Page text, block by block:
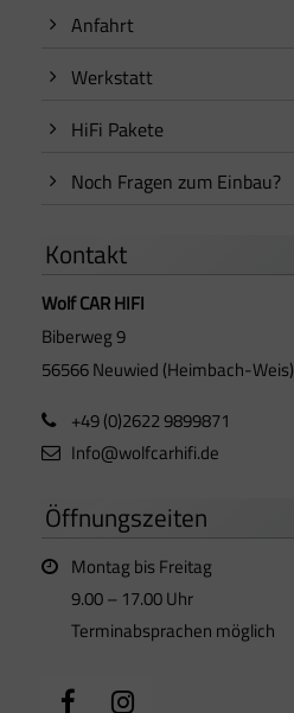
Anfahrt
Werkstatt
HiFi Pakete
Noch Fragen zum Einbau?
Kontakt
Wolf CAR HIFI
Biberweg 9
56566 Neuwied (Heimbach-Weis)
+49 (0)2622 9899871
Info@wolfcarhifi.de
Öffnungszeiten
Montag bis Freitag
9.00 – 17.00 Uhr
Terminabsprachen möglich